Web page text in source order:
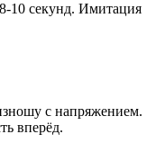
10 секунд. Имитация
с напряжением.
вперёд.